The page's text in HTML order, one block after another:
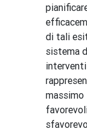
di tali
sistema